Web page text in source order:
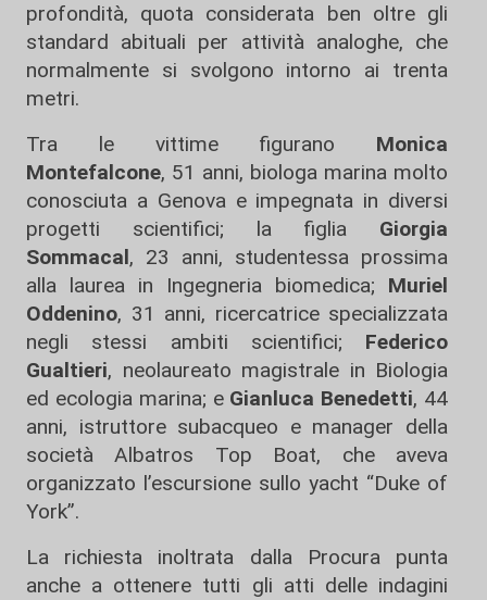
profondità, quota considerata ben oltre gli
standard abituali per attività analoghe, che
normalmente si svolgono intorno ai trenta
metri.
Tra le vittime figurano Monica
Montefalcone, 51 anni, biologa marina molto
conosciuta a Genova e impegnata in diversi
progetti scientifici; la figlia Giorgia
Sommacal, 23 anni, studentessa prossima
alla laurea in Ingegneria biomedica; Muriel
Oddenino, 31 anni, ricercatrice specializzata
negli stessi ambiti scientifici; Federico
Gualtieri, neolaureato magistrale in Biologia
ed ecologia marina; e Gianluca Benedetti, 44
anni, istruttore subacqueo e manager della
società Albatros Top Boat, che aveva
organizzato l’escursione sullo yacht “Duke of
York”.
La richiesta inoltrata dalla Procura punta
anche a ottenere tutti gli atti delle indagini